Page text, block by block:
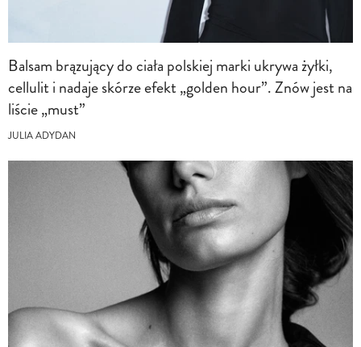
Balsam brązujący do ciała polskiej marki ukrywa żyłki,
cellulit i nadaje skórze efekt „golden hour”. Znów jest na
liście „must”
JULIA ADYDAN